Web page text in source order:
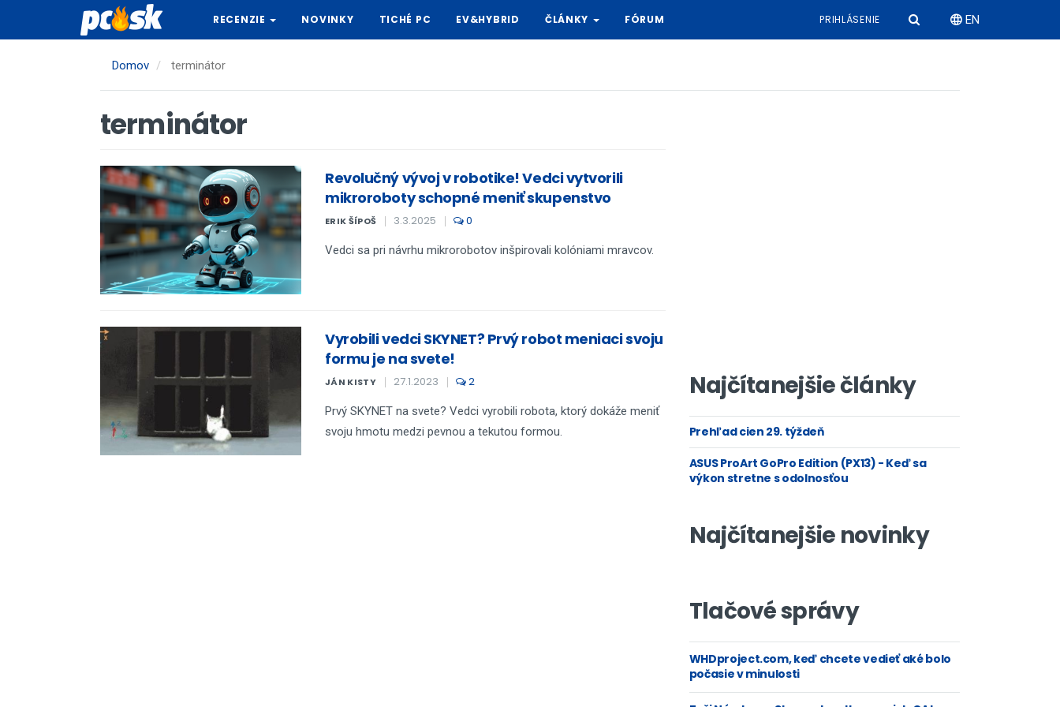
hlavný
RECENZIE NOVINKY TICHÉ PC EV&HYBRID ČLÁNKY FÓRUM PRIHLÁSENIE EN
Domov terminátor
terminátor
Revolučný vývoj v robotike! Vedci vytvorili
mikroroboty schopné meniť skupenstvo
ERIK ŠÍPOŠ 3.3.2025 0
Vedci sa pri návrhu mikrorobotov inšpirovali kolóniami mravcov.
Vyrobili vedci SKYNET? Prvý robot meniaci svoju
formu je na svete!
JÁN KISTY 27.1.2023 2
Prvý SKYNET na svete? Vedci vyrobili robota, ktorý dokáže meniť
svoju hmotu medzi pevnou a tekutou formou.
Najčítanejšie články
Prehľad cien 29. týždeň
ASUS ProArt GoPro Edition (PX13) - Keď sa
výkon stretne s odolnosťou
Najčítanejšie novinky
Tlačové správy
WHDproject.com, keď chcete vedieť aké bolo
počasie v minulosti